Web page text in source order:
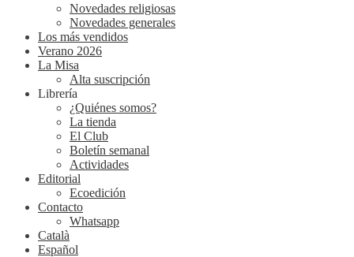
Novedades religiosas
Novedades generales
Los más vendidos
Verano 2026
La Misa
Alta suscripción
Librería
¿Quiénes somos?
La tienda
El Club
Boletín semanal
Actividades
Editorial
Ecoedición
Contacto
Whatsapp
Català
Español